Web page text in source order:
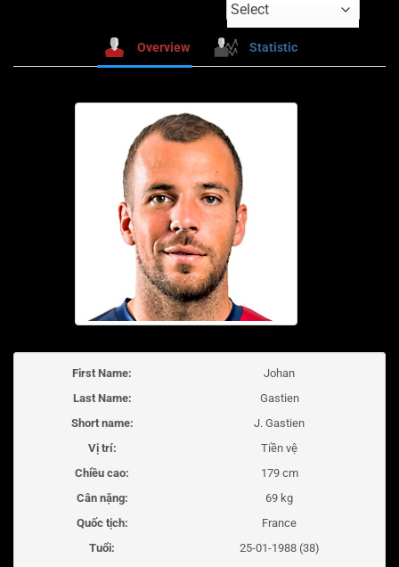
Select
Overview Statistic
First Name:
Johan
Last Name:
Gastien
Short name:
J. Gastien
Vị trí:
Tiền vệ
Chiều cao:
179 cm
Cân nặng:
69 kg
Quốc tịch:
France
Tuổi:
25-01-1988 (38)